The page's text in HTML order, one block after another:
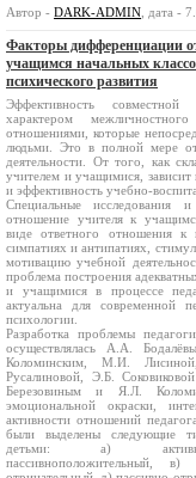
Автор - DARK-ADMIN , дата -
Факторы дифференциации
учащимся начальных
психического развития
Эффективность совместной
характером
отношениями, которые
людьми. Это в полной мере
деятельности. От того, как
учителем и учащимися, зависит
и эффективность учебно-
Специальные исследования
отношение учителя к
виде ответного отношения к
симпатиях и антипатиях,
мотивацию учебной
проблема построения
и учащимися в процессе
актуальна для современной
психологии.
Разработка проблемы
осуществлялась А.А.
Коломинским, М.И.
Русалиновой, Э.Б.
Березовиным и Я.Л.
эмоциональной окраски,
активности отношений
были выделены следующие
детьми: а)
пассивноположительный,